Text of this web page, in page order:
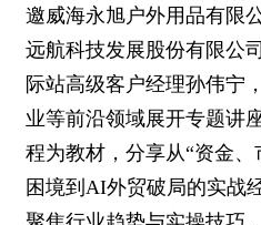
邀威海永旭户外用品有限
远航科技发展股份有限公
际站高级客户经理孙伟宁
业等前沿领域展开专题讲
程为教材，分享从“资金
困境到AI外贸破局的实战